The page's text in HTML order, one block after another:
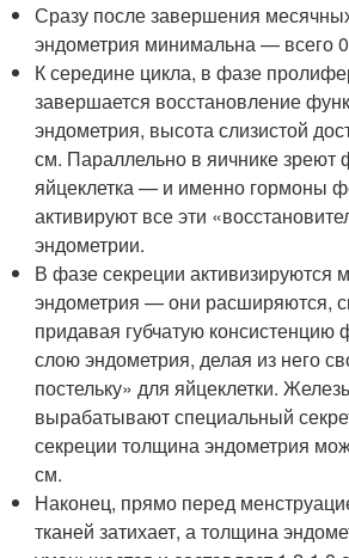
Сразу после завершения
эндометрия минимальна — всего
К середине цикла, в фазе
завершается восстановление
эндометрия, высота слизистой
см. Параллельно в яичнике зреют
яйцеклетка — и именно гормоны
активируют все эти
эндометрии.
В фазе секреции активизируются
эндометрия — они расширяются,
придавая губчатую консистенцию
слою эндометрия, делая из него
постельку» для яйцеклетки.
вырабатывают специальный
секреции толщина эндометрия
см.
Наконец, прямо перед
тканей затихает, а толщина